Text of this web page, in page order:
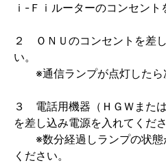
ｉ-Ｆｉルーターのコンセント
２ ＯＮＵのコンセントを差
い。
※通信ランプが点灯したら
３ 電話用機器（ＨＧＷまた
を差し込み電源を入れてくださ
※数分経過しランプの状態
ください。